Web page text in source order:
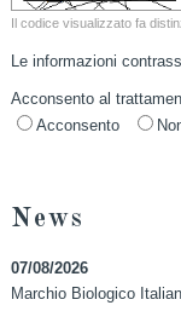
Il codice visualizzato fa
Le informazioni
Acconsento al
Acconsento
News
07/08/2026
Marchio Biologico